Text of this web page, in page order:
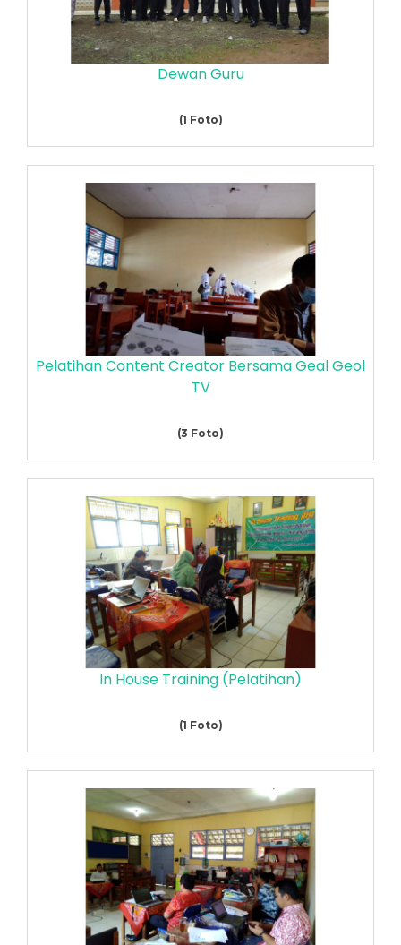
Dewan Guru
(1 Foto)
Pelatihan Content Creator Bersama Geal Geol
TV
(3 Foto)
In House Training (Pelatihan)
(1 Foto)